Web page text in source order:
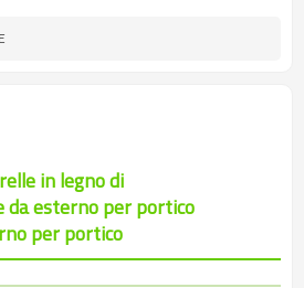
in legno di
esterno per portico
per portico